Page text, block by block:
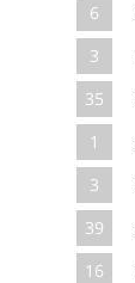
6
3
35
1
3
39
16